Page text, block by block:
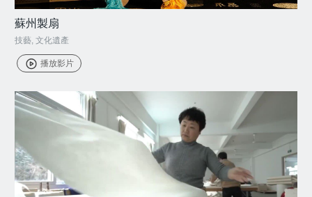
蘇州製扇
技藝, 文化遺產
播放影片